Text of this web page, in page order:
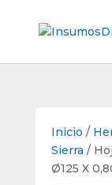
Inicio /
Sierra /
Ø125 X